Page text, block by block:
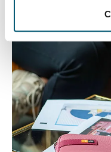
Se abre en